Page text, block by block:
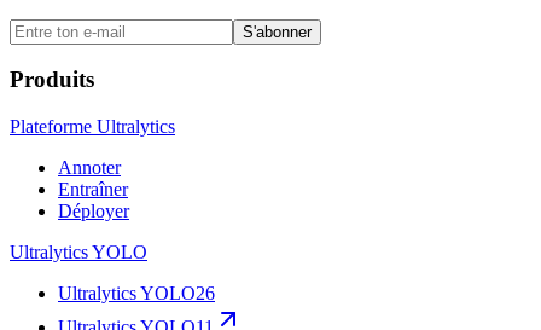
S'abonner
Produits
Plateforme Ultralytics
Annoter
Entraîner
Déployer
Ultralytics YOLO
Ultralytics YOLO26